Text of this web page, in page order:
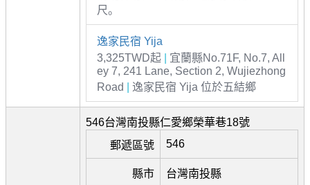
尺。
逸家民宿 Yija
3,325TWD起
宜蘭縣No.71F, No.7, All
ey 7, 241 Lane, Section 2, Wujiezhong
Road
逸家民宿 Yija 位於五結鄉
546台灣南投縣仁愛鄉榮華巷18號
郵遞區號
546
縣市 台灣南投縣